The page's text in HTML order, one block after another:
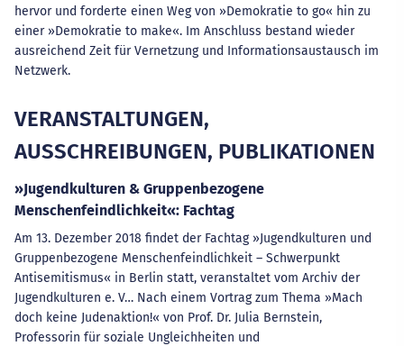
hervor und forderte einen Weg von »Demokratie to go« hin zu
einer »Demokratie to make«. Im Anschluss bestand wieder
ausreichend Zeit für Vernetzung und Informationsaustausch im
Netzwerk.
VERANSTALTUNGEN,
AUSSCHREIBUNGEN, PUBLIKATIONEN
»Jugendkulturen & Gruppenbezogene
Menschenfeindlichkeit«: Fachtag
Am 13. Dezember 2018 findet der Fachtag »Jugendkulturen und
Gruppenbezogene Menschenfeindlichkeit – Schwerpunkt
Antisemitismus« in Berlin statt, veranstaltet vom Archiv der
Jugendkulturen e. V… Nach einem Vortrag zum Thema »Mach
doch keine Judenaktion!« von Prof. Dr. Julia Bernstein,
Professorin für soziale Ungleichheiten und